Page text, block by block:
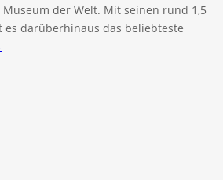
der Welt. Mit seinen rund 1,5
es darüberhinaus das beliebteste